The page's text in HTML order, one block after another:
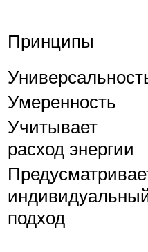
Принципы
Умеренность
Учитывает
расход энергии
подход